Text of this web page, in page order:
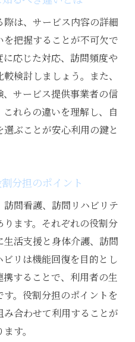
は、サービス内容の詳細
把握することが不可欠で
応じた対応、訪問頻度や
検討しましょう。また、
サービス提供事業者の信
れらの違いを理解し、自
ぶことが安心利用の鍵と
分担のポイント
問看護、訪問リハビリテ
ます。それぞれの役割分
活支援と身体介護、訪問
リは機能回復を目的とし
することで、利用者の生
。役割分担のポイントを
合わせて利用することが
す。